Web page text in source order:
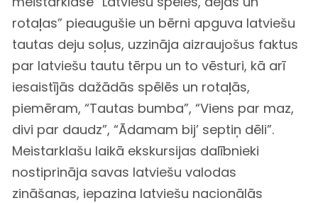
rotaļas” pieaugušie un bērni apguva latviešu
tautas deju soļus, uzzināja aizraujošus faktus
par latviešu tautu tērpu un to vēsturi, kā arī
iesaistījās dažādās spēlēs un rotaļās,
piemēram, “Tautas bumba”, “Viens par maz,
divi par daudz”, “Ādamam bij’ septiņ dēli”.
Meistarklašu laikā ekskursijas dalībnieki
nostiprināja savas latviešu valodas
zināšanas, iepazina latviešu nacionālās